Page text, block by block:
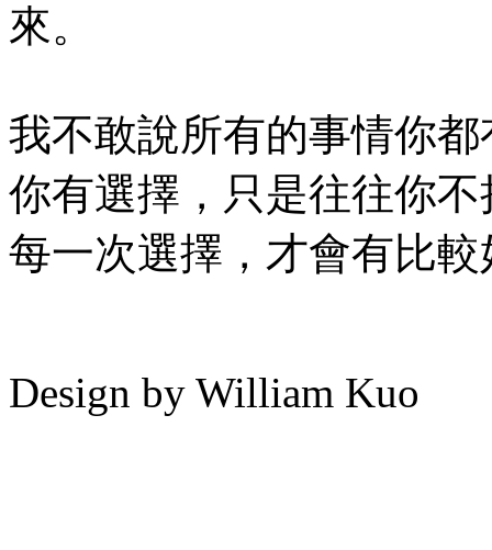
來。
我不敢說所有的事情你
你有選擇，只是往往你
每一次選擇，才會有比
Design by William Kuo